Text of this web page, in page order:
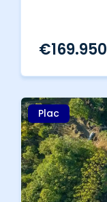
€169.950
Plac